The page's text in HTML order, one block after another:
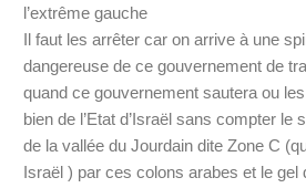
l’extrême gauche
Il faut les arrêter car on arrive à une
dangereuse de ce gouvernement de
quand ce gouvernement sautera ou
bien de l’Etat d’Israël sans compter le
de la vallée du Jourdain dite Zone C
Israël ) par ces colons arabes et le gel